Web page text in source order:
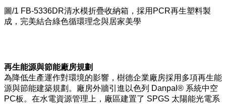
圖/1 FB-5336DR清水模折疊收納箱，採用PCR再生塑料製
成，完美結合綠色循環理念與居家美學
再生能源與節能廠房規劃
為降低生產運作對環境的影響，樹德企業廠房採用多項再生能
源與節能建築規劃。廠房外牆引進以色列 Danpal® 系統中空
PC板。在水電資源管理上，廠區建置了 SPGS 太陽能光電系